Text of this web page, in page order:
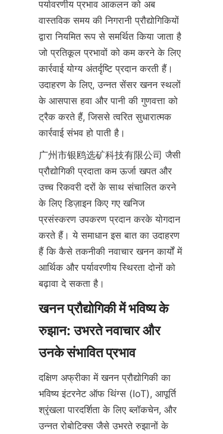
पर्यावरणीय प्रभाव आकलन को अब
वास्तविक समय की निगरानी प्रौद्योगिकियों
द्वारा नियमित रूप से समर्थित किया जाता है
जो प्रतिकूल प्रभावों को कम करने के लिए
कार्रवाई योग्य अंतर्दृष्टि प्रदान करती हैं।
उदाहरण के लिए, उन्नत सेंसर खनन स्थलों
के आसपास हवा और पानी की गुणवत्ता को
ट्रैक करते हैं, जिससे त्वरित सुधारात्मक
广州市银鸥选矿科技有限公司 जैसी
प्रौद्योगिकी प्रदाता कम ऊर्जा खपत और
उच्च रिकवरी दरों के साथ संचालित करने
के लिए डिज़ाइन किए गए खनिज
प्रसंस्करण उपकरण प्रदान करके योगदान
करते हैं। ये समाधान इस बात का उदाहरण
हैं कि कैसे तकनीकी नवाचार खनन कार्यों में
आर्थिक और पर्यावरणीय स्थिरता दोनों को
खनन प्रौद्योगिकी में भविष्य के
रुझान: उभरते नवाचार और
दक्षिण अफ्रीका में खनन प्रौद्योगिकी का
भविष्य इंटरनेट ऑफ थिंग्स (IoT), आपूर्ति
श्रृंखला पारदर्शिता के लिए ब्लॉकचेन, और
उन्नत रोबोटिक्स जैसे उभरते रुझानों के